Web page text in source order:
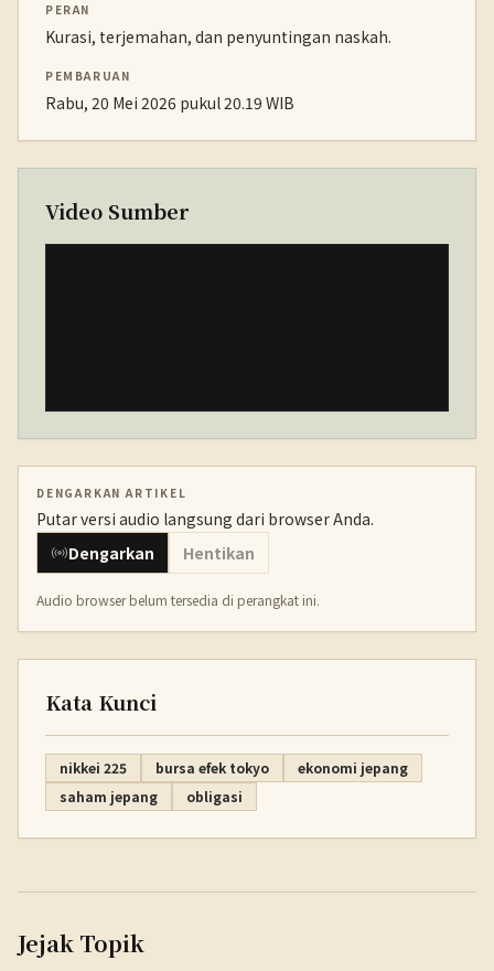
PERAN
Kurasi, terjemahan, dan penyuntingan naskah.
PEMBARUAN
Rabu, 20 Mei 2026 pukul 20.19 WIB
Video Sumber
DENGARKAN ARTIKEL
Putar versi audio langsung dari browser Anda.
Dengarkan
Hentikan
Audio browser belum tersedia di perangkat ini.
Kata Kunci
nikkei 225 bursa efek tokyo
ekonomi jepang
saham jepang
obligasi
Jejak Topik